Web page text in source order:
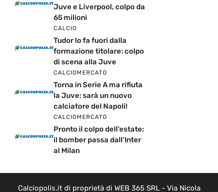
Juve e Liverpool, colpo da
65 milioni
CALCIO
Tudor lo fa fuori dalla
formazione titolare: colpo
di scena alla Juve
CALCIOMERCATO
Torna in Serie A ma rifiuta
la Juve: sarà un nuovo
calciatore del Napoli!
CALCIOMERCATO
Pronto il colpo dell’estate:
il bomber passa dall’Inter
al Milan
Calciopolis.it di proprietà di WEB 365 SRL - Via Nicola